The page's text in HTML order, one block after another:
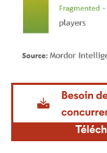
Image © Mordor